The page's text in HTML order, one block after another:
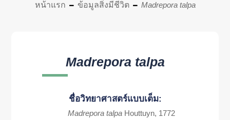
หน้าแรก ข้อมูลสิ่งมีชีวิต Madrepora talpa
Madrepora talpa
ชื่อวิทยาศาสตร์แบบเต็ม:
Madrepora talpa Houttuyn, 1772